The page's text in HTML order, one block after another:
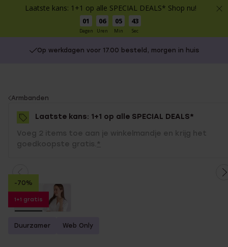
Laatste kans: 1+1 op alle SPECIAL DEALS* Shop nu!
01
Dagen
06
Uren
05
Min
43
Sec
Op werkdagen voor 17.00 besteld, morgen in huis
You
are
here:
Armbanden
Laatste kans: 1+1 op alle SPECIAL DEALS*
Voeg 2 items toe aan je winkelmandje en krijg het
goedkoopste gratis. *
-70%
1+1 gratis
Duurzamer Web Only